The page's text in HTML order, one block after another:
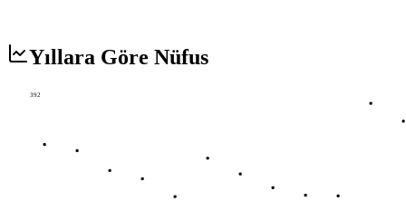
Yıllara Göre Nüfus
392